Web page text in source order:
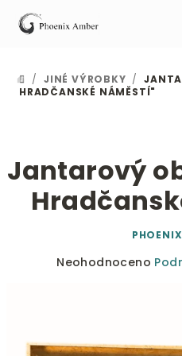
obsah
DOMŮ
/ JINÉ VÝROBKY /
HRADČANSKÉ NÁMĚSTÍ"
Jantarový
PrůměrnéNeohodnoceno